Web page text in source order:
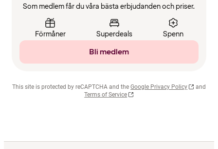
Som medlem får du våra bästa erbjudanden och priser.
Förmåner Superdeals Spenn
Bli medlem
This site is protected by reCAPTCHA and the Google Privacy Policy
and
Terms of Service